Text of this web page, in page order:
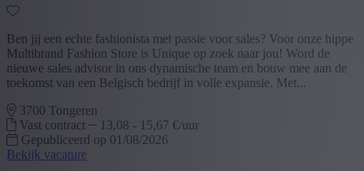
Ben jij een echte fashionista met passie voor sales? Voor onze hippe
Multibrand Fashion Store is Unique op zoek naar jou! Word de
nieuwe sales advisor in ons dynamische team en bouw mee aan de
toekomst van een Belgisch bedrijf in volle expansie. Met...
3700 Tongeren
Vast contract
13,08 - 15,67 €/uur
Gepubliceerd op 01/08/2026
Bekijk vacature